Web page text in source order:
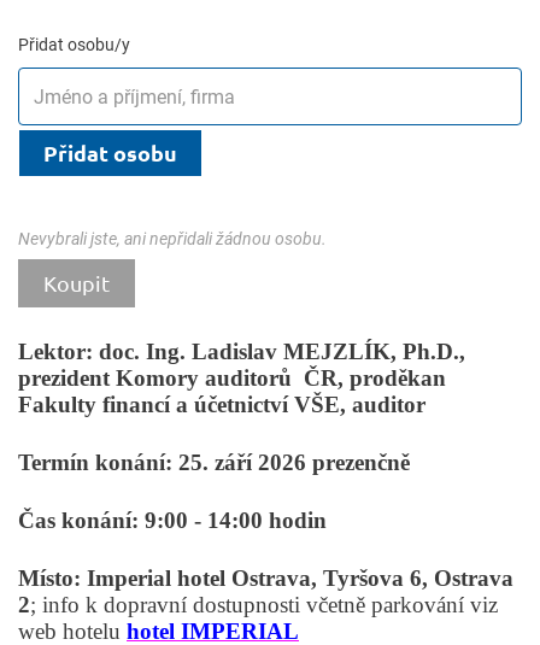
Přidat osobu/y
Přidat osobu
Nevybrali jste, ani nepřidali žádnou osobu.
Koupit
Lektor: doc. Ing. Ladislav MEJZLÍK, Ph.D.,
prezident Komory auditorů ČR, proděkan
Fakulty financí a účetnictví VŠE, auditor
Termín konání: 25. září 2026 prezenčně
Čas konání: 9:00 - 14:00 hodin
Místo: Imperial hotel Ostrava, Tyršova 6, Ostrava
2; info k dopravní dostupnosti včetně parkování viz
web hotelu hotel IMPERIAL